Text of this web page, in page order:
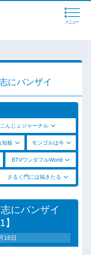
メニュー
にバンザイ
んじょジャーナル
知板 モンゴルは今
BTVワンダフルWorld
さるく門には福きたる
にバンザイ
16日